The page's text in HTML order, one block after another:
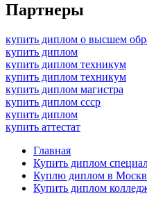
Партнеры
купить диплом о высшем
купить диплом
купить диплом техникум
купить диплом техникум
купить диплом магистра
купить диплом ссср
купить диплом
купить аттестат
Главная
Купить диплом
Куплю диплом в
Купить диплом